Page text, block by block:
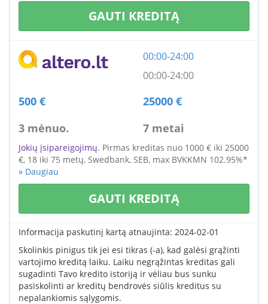
GAUTI KREDITĄ
00:00-24:00
00:00-24:00
500 €
25000 €
3 mėnuo.
7 metai
Jokių įsipareigojimų. Pirmas kreditas nuo 1000 € iki 25000
€, 18 iki 75 metų, Swedbank, SEB, max BVKKMN 102.95%*
» Daugiau
GAUTI KREDITĄ
Informacija paskutinį kartą atnaujinta: 2024-02-01
Skolinkis pinigus tik jei esi tikras (-a), kad galėsi grąžinti
vartojimo kreditą laiku. Laiku negrąžintas kreditas gali
sugadinti Tavo kredito istoriją ir vėliau bus sunku
pasiskolinti ar kreditų bendrovės siūlis kreditus su
nepalankiomis sąlygomis.